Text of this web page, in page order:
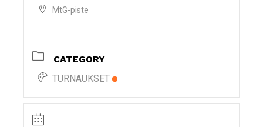
o
MtG-piste
CATEGORY
TURNAUKSET